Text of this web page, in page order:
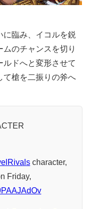
に臨み、イコルを鋭
のチャンスを切り
ルドへと変形させて
て槍を二振りの斧へ
character,
Friday,